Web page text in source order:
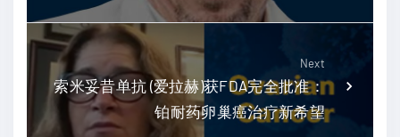
Next
索米妥昔单抗 (爱拉赫)获FDA完全批准：
铂耐药卵巢癌治疗新希望